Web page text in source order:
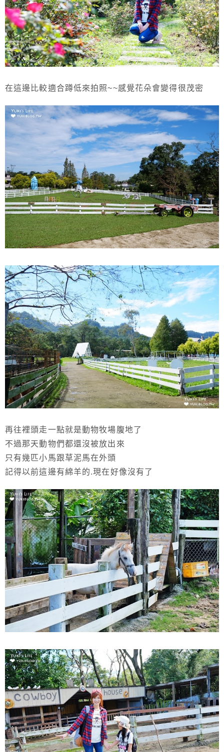
在這邊比較適合蹲低來拍照~~感覺花朵會變得很茂密
再往裡頭走一點就是動物牧場腹地了
不過那天動物們都還沒被放出來
只有幾匹小馬跟草泥馬在外頭
記得以前這邊有綿羊的.現在好像沒有了